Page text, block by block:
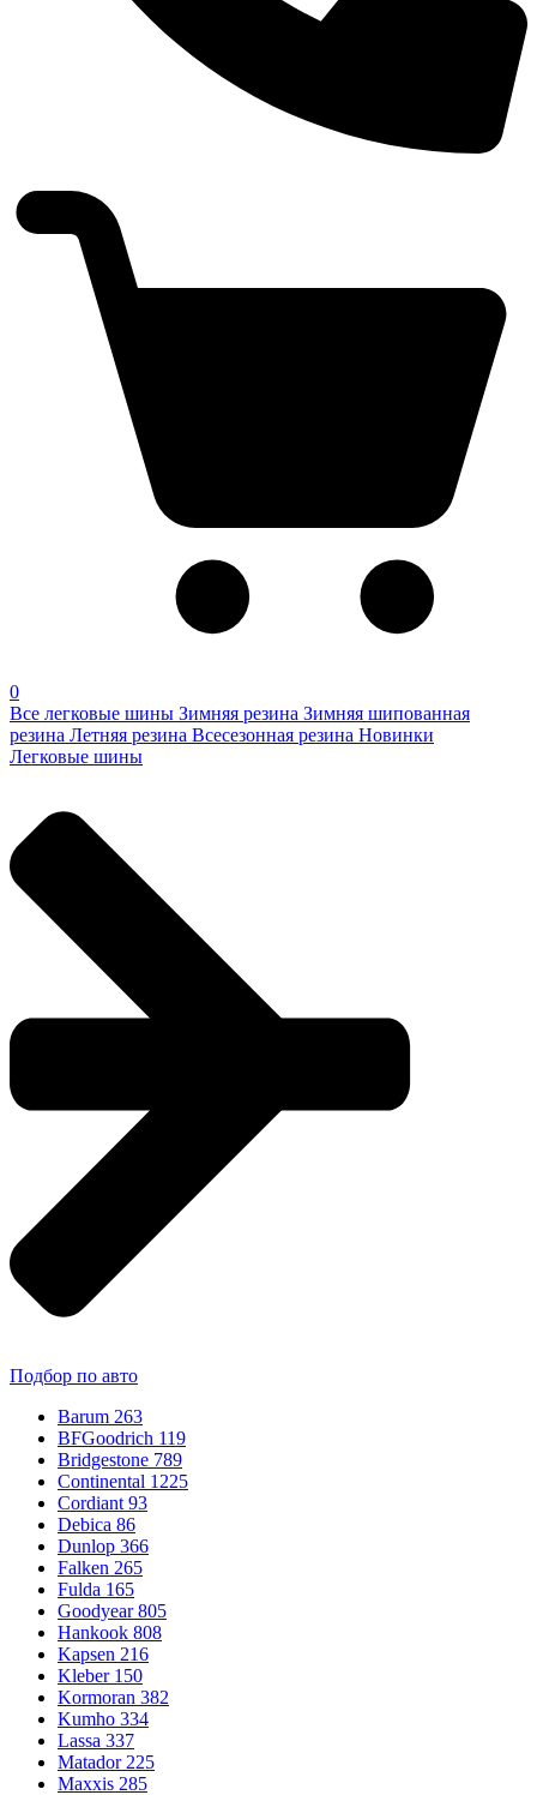
0
Все легковые шины Зимняя резина Зимняя шипованная
резина Летняя резина Всесезонная резина Новинки
Легковые шины
Подбор по авто
Barum 263
BFGoodrich 119
Bridgestone 789
Continental 1225
Cordiant 93
Debica 86
Dunlop 366
Falken 265
Fulda 165
Goodyear 805
Hankook 808
Kapsen 216
Kleber 150
Kormoran 382
Kumho 334
Lassa 337
Matador 225
Maxxis 285